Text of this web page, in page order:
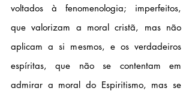
voltados à fenomenologia; imperfeitos,
que valorizam a moral cristã, mas não
aplicam a si mesmos, e os verdadeiros
espíritas, que não se contentam em
admirar a moral do Espiritismo, mas se